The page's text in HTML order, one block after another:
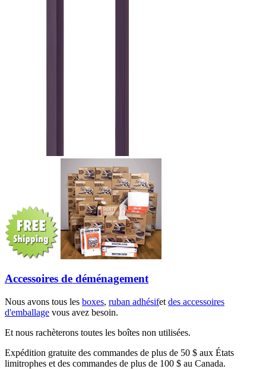
Accessoires de déménagement
Nous avons tous les boxes, ruban adhésifet des accessoires
d'emballage vous avez besoin.
Et nous rachèterons toutes les boîtes non utilisées.
Expédition gratuite des commandes de plus de 50 $ aux États
limitrophes et des commandes de plus de 100 $ au Canada.